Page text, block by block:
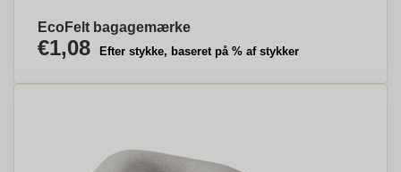
EcoFelt bagagemærke
€1,08 Efter stykke, baseret på % af stykker